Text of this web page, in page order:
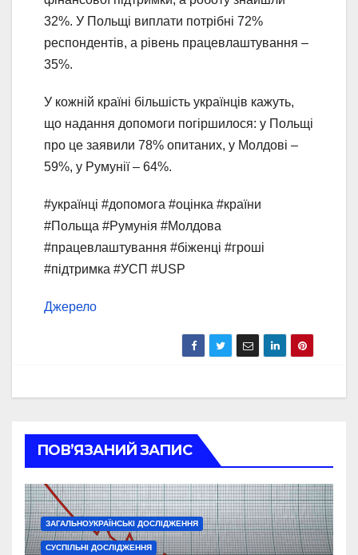
32%. У Польщі виплати потрібні 72%
респондентів, а рівень працевлаштування –
35%.
У кожній країні більшість українців кажуть,
що надання допомоги погіршилося: у Польщі
про це заявили 78% опитаних, у Молдові –
59%, у Румунії – 64%.
#українці #допомога #оцінка #країни
#Польща #Румунія #Молдова
#працевлаштування #біженці #гроші
#підтримка #УСП #USP
Джерело
ПОВ’ЯЗАНИЙ ЗАПИС
ЗАГАЛЬНОУКРАЇНСЬКІ ДОСЛІДЖЕННЯ
СУСПІЛЬНІ ДОСЛІДЖЕННЯ